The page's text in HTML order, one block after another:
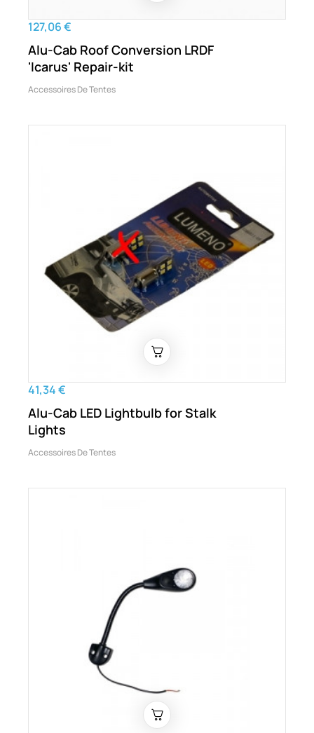
127,06 €
Alu-Cab Roof Conversion LRDF
'Icarus' Repair-kit
Accessoires De Tentes
41,34 €
Alu-Cab LED Lightbulb for Stalk
Lights
Accessoires De Tentes